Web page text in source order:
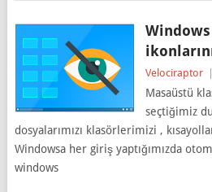
Velociraptor
Masaüstü
seçtiğimiz
dosyalarımızı klasörlerimizi ,
Windowsa her giriş yaptığımızda
windows